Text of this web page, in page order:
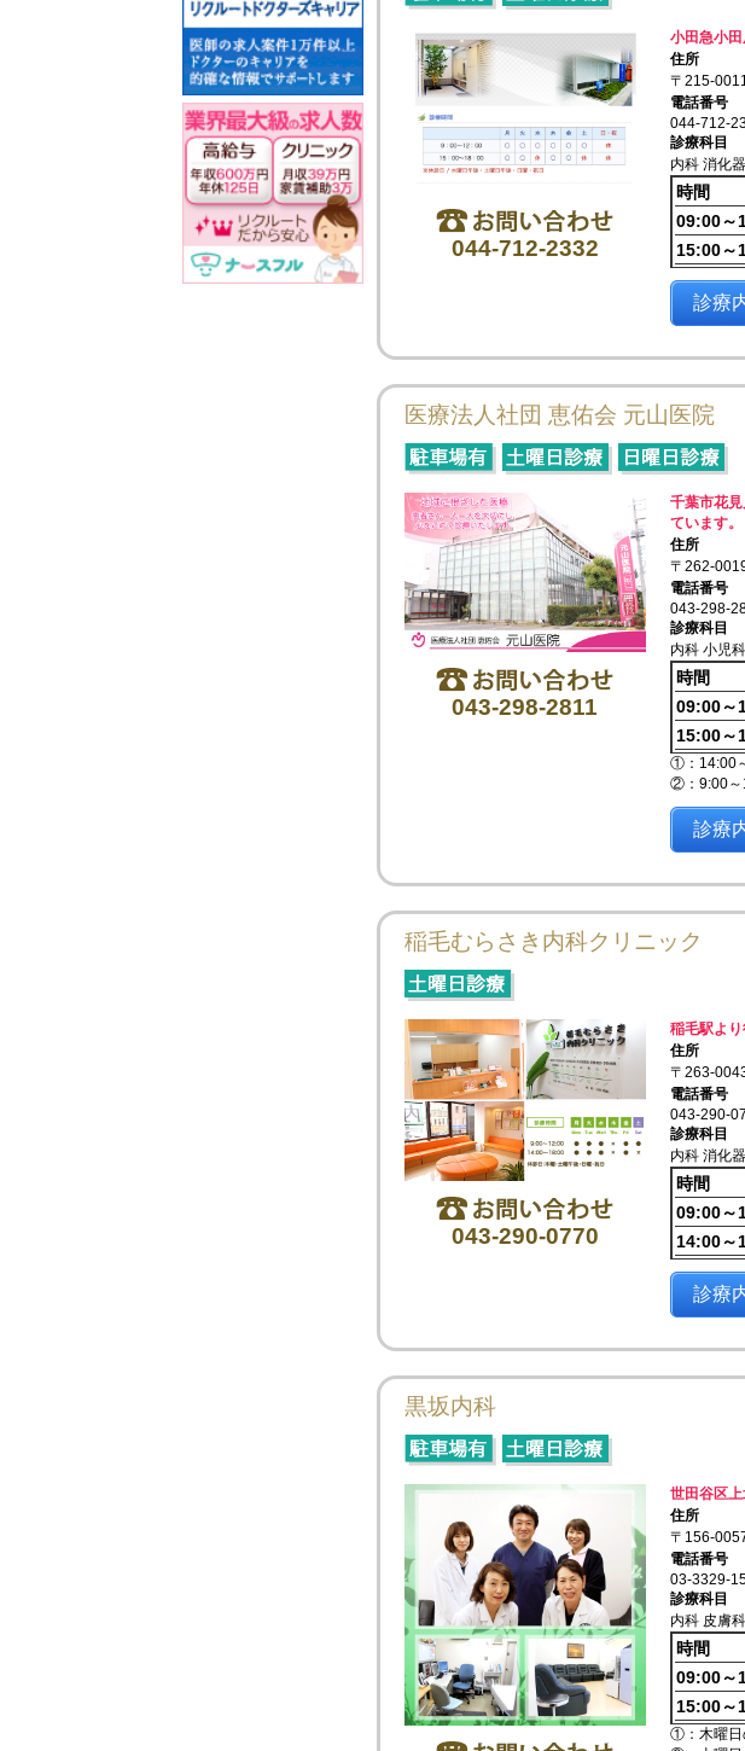
044-712-2332
小田急小
住所
〒215-
電話番号
044-712-
診療科目
内科 消化
時間
09:00～
15:00～
診療
医療法人社団 恵佑会 元山医院
043-298-2811
千葉市花
ています。
住所
〒262-
電話番号
043-298-
診療科目
内科 小児
時間
09:00～
15:00～
①：14:00
②：9:00～
診療
稲毛むらさき内科クリニック
043-290-0770
稲毛駅よ
住所
〒263-
電話番号
043-290-
診療科目
内科 消化
時間
09:00～
14:00～
診療
黒坂内科
世田谷区
住所
〒156-
電話番号
03-3329-
診療科目
内科 皮膚
時間
09:00～
15:00～
①：木曜日